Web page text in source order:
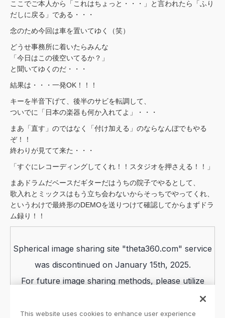
ここでご本人から「これはちょっと・・・」と言われたら「ふり
だしに戻る」である・・・
念のため今回は車を置いてゆく（笑）
どうせ事務所に着いたらみんな
「今日はこの後空いてるか？」
と聞いてゆくのだ・・・
結果は・・・一発OK！！！
キーを半音下げて、後半のサビを転調して、
ついでに「日本の楽器も何か入れてよ」・・・
まあ「直す」のではなく「付け加える」のならなんぼでもやる
ぞ！！
終わりが見てて来た・・・
「すぐにレコーディングしてくれ！！スタジオを押さえる！！」
まあドラムだベースだギターだはうちの院子でやるとして、
歌入れとミックスはもう立ち会わないからそっちでやってくれ、
というわけで最終形のDEMOを送りつけて確認してからまずドラ
ム録り！！